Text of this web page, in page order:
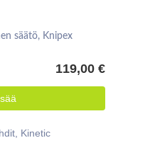
säätö, Knipex
119,00 €